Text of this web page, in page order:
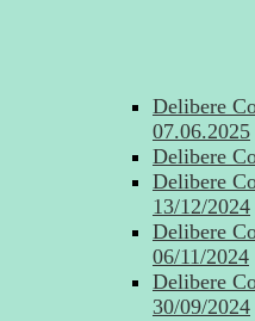
Delibere
07.06.2025
Delibere
Delibere
13/12/2024
Delibere
06/11/2024
Delibere
30/09/2024